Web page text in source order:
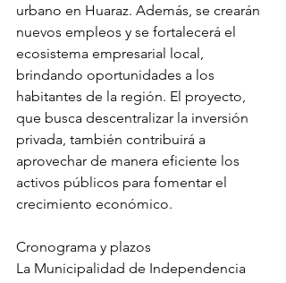
urbano en Huaraz. Además, se crearán
nuevos empleos y se fortalecerá el
ecosistema empresarial local,
brindando oportunidades a los
habitantes de la región. El proyecto,
que busca descentralizar la inversión
privada, también contribuirá a
aprovechar de manera eficiente los
activos públicos para fomentar el
crecimiento económico.
Cronograma y plazos
La Municipalidad de Independencia